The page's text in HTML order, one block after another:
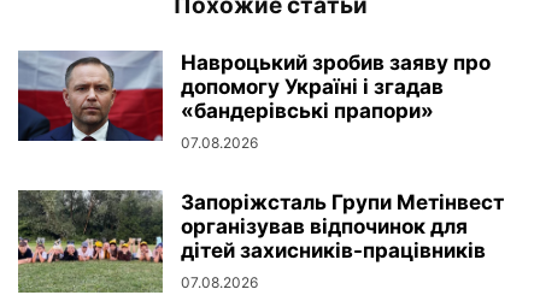
Навроцький зробив заяву про
допомогу Україні і згадав
«бандерівські прапори»
07.08.2026
Запоріжсталь Групи Метінвест
організував відпочинок для
дітей захисників-працівників
07.08.2026